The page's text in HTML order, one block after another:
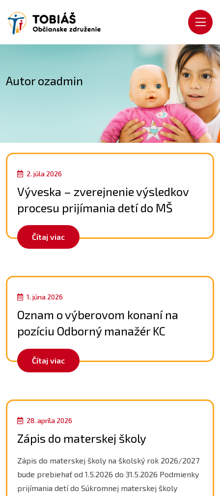
Autorozadmin
2. júla 2026
Výveska – zverejnenie výsledkov
procesu prijímania detí do MŠ
Čítaj viac
1. júna 2026
Oznam o výberovom konaní na
pozíciu Odborný manažér KC
Čítaj viac
28. apríla 2026
Zápis do materskej školy
Zápis do materskej školy na školský rok 2026/2027
bude prebiehať od 1.5.2026 do 31.5.2026 Podmienky
prijímania detí do Súkromnej materskej školy